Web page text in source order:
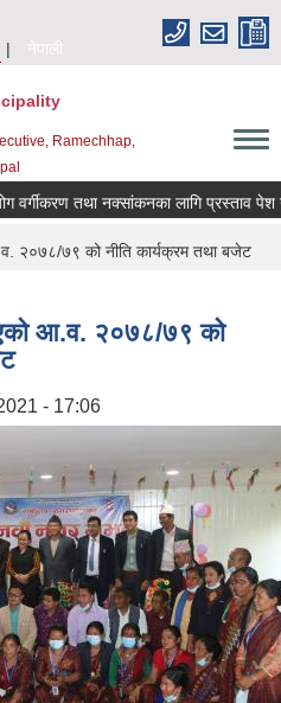
नेपाली
Ramechhap,
तथा नक्सांकनका लागि प्रस्ताव पेश गर्ने
२०७८/७९ को नीति कार्यक्रम तथा बजेट
आ.व. २०७८/७९ को
- 17:06